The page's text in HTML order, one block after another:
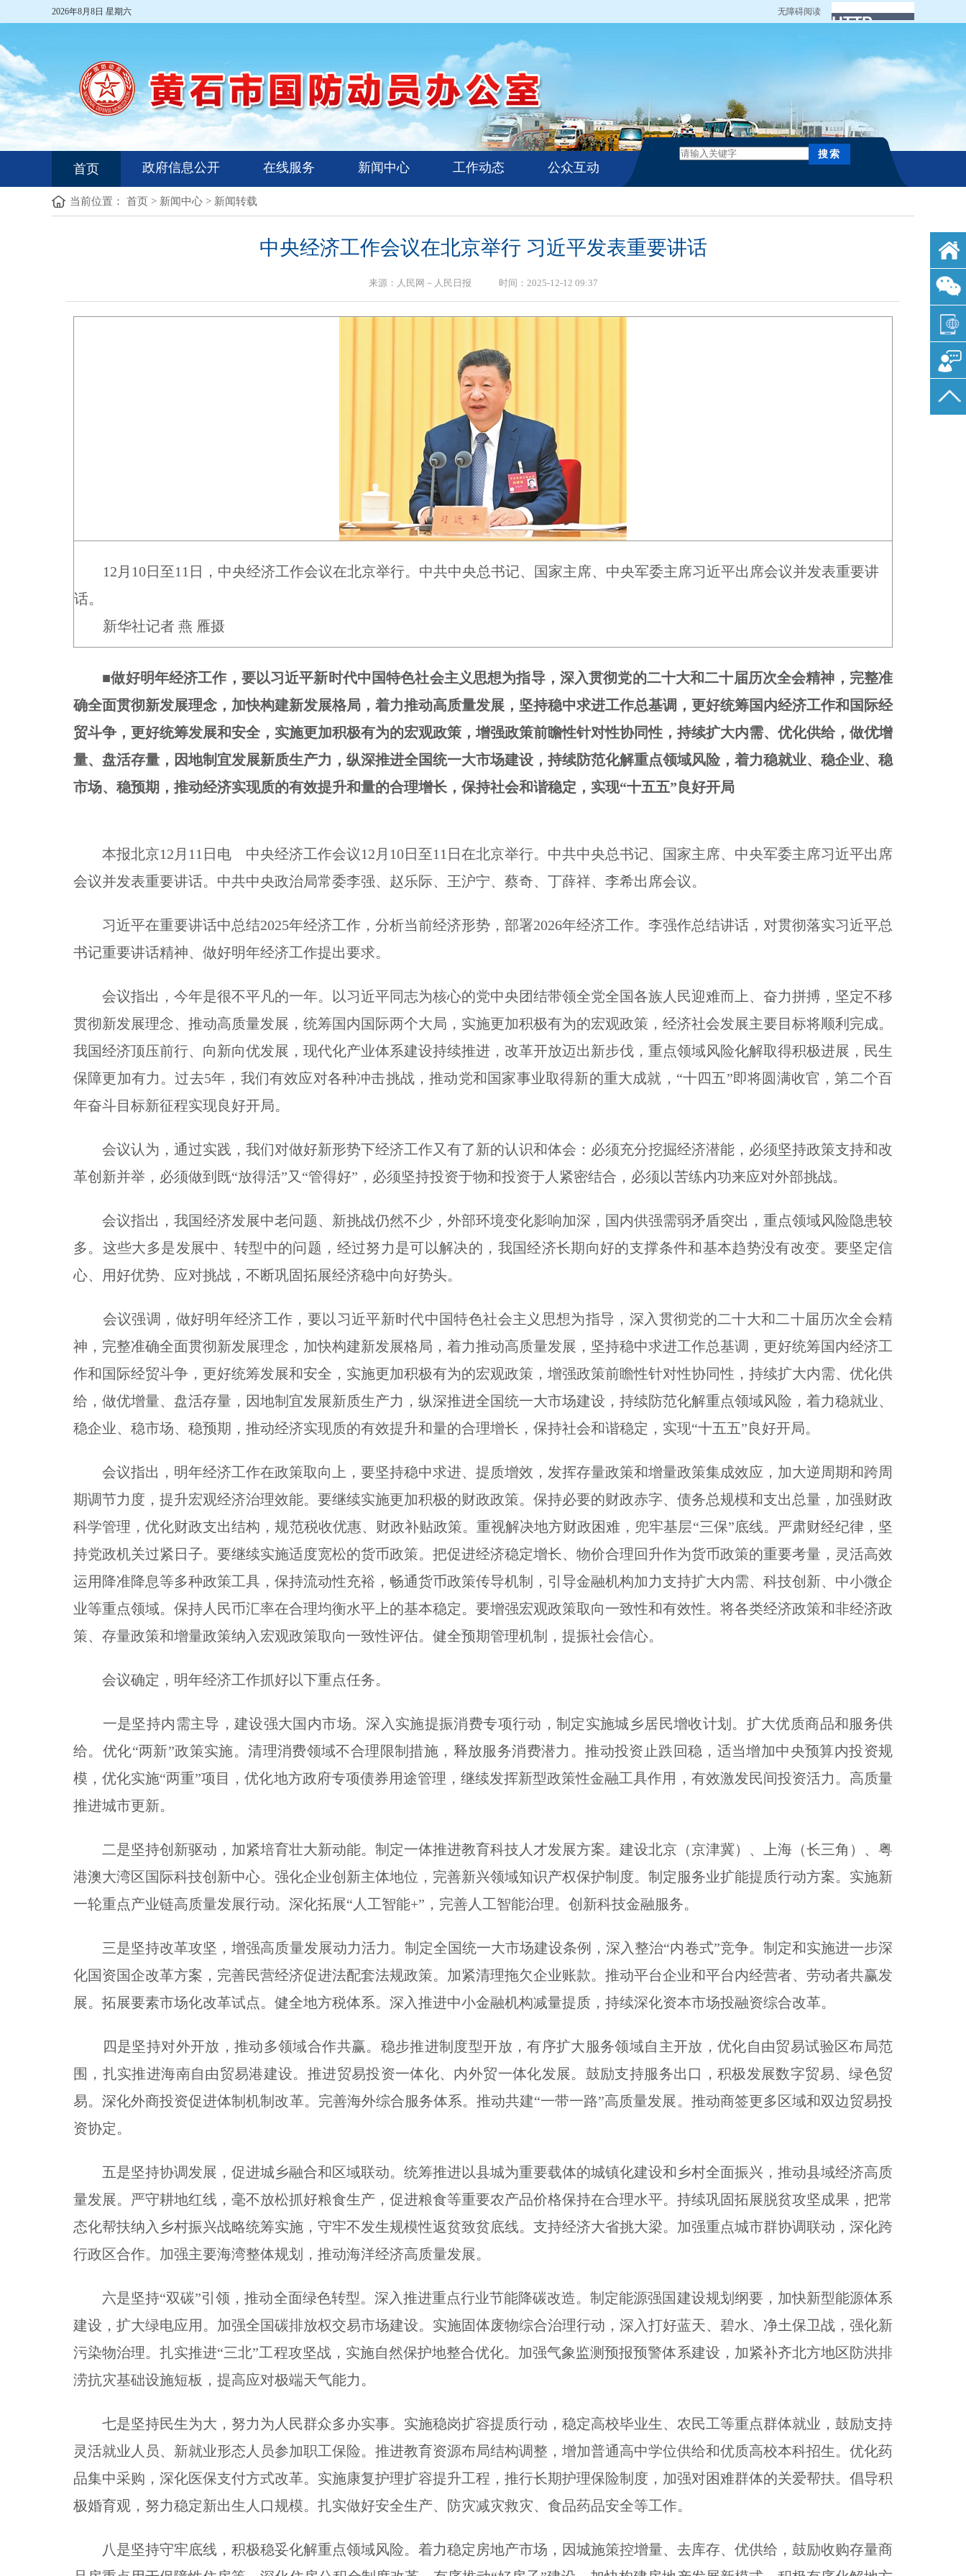
无障碍阅读
2026年8月8日 星期六
首页 政府信息公开 在线服务 新闻中心 工作动态 公众互动
当前位置： 首页 > 新闻中心 > 新闻转载
中央经济工作会议在北京举行 习近平发表重要讲话
来源：人民网－人民日报 时间：2025-12-12 09:37
12月10日至11日，中央经济工作会议在北京举行。中共中央总书记、国家主席、中央军委主席习近平出席会议并发表重要讲
话。
新华社记者 燕 雁摄
■做好明年经济工作，要以习近平新时代中国特色社会主义思想为指导，深入贯彻党的二十大和二十届历次全会精神，完整准
确全面贯彻新发展理念，加快构建新发展格局，着力推动高质量发展，坚持稳中求进工作总基调，更好统筹国内经济工作和国际经
贸斗争，更好统筹发展和安全，实施更加积极有为的宏观政策，增强政策前瞻性针对性协同性，持续扩大内需、优化供给，做优增
量、盘活存量，因地制宜发展新质生产力，纵深推进全国统一大市场建设，持续防范化解重点领域风险，着力稳就业、稳企业、稳
市场、稳预期，推动经济实现质的有效提升和量的合理增长，保持社会和谐稳定，实现“十五五”良好开局
本报北京12月11日电 中央经济工作会议12月10日至11日在北京举行。中共中央总书记、国家主席、中央军委主席习近平出席
会议并发表重要讲话。中共中央政治局常委李强、赵乐际、王沪宁、蔡奇、丁薛祥、李希出席会议。
习近平在重要讲话中总结2025年经济工作，分析当前经济形势，部署2026年经济工作。李强作总结讲话，对贯彻落实习近平总
书记重要讲话精神、做好明年经济工作提出要求。
会议指出，今年是很不平凡的一年。以习近平同志为核心的党中央团结带领全党全国各族人民迎难而上、奋力拼搏，坚定不移
贯彻新发展理念、推动高质量发展，统筹国内国际两个大局，实施更加积极有为的宏观政策，经济社会发展主要目标将顺利完成。
我国经济顶压前行、向新向优发展，现代化产业体系建设持续推进，改革开放迈出新步伐，重点领域风险化解取得积极进展，民生
保障更加有力。过去5年，我们有效应对各种冲击挑战，推动党和国家事业取得新的重大成就，“十四五”即将圆满收官，第二个百
年奋斗目标新征程实现良好开局。
会议认为，通过实践，我们对做好新形势下经济工作又有了新的认识和体会：必须充分挖掘经济潜能，必须坚持政策支持和改
革创新并举，必须做到既“放得活”又“管得好”，必须坚持投资于物和投资于人紧密结合，必须以苦练内功来应对外部挑战。
会议指出，我国经济发展中老问题、新挑战仍然不少，外部环境变化影响加深，国内供强需弱矛盾突出，重点领域风险隐患较
多。这些大多是发展中、转型中的问题，经过努力是可以解决的，我国经济长期向好的支撑条件和基本趋势没有改变。要坚定信
心、用好优势、应对挑战，不断巩固拓展经济稳中向好势头。
会议强调，做好明年经济工作，要以习近平新时代中国特色社会主义思想为指导，深入贯彻党的二十大和二十届历次全会精
神，完整准确全面贯彻新发展理念，加快构建新发展格局，着力推动高质量发展，坚持稳中求进工作总基调，更好统筹国内经济工
作和国际经贸斗争，更好统筹发展和安全，实施更加积极有为的宏观政策，增强政策前瞻性针对性协同性，持续扩大内需、优化供
给，做优增量、盘活存量，因地制宜发展新质生产力，纵深推进全国统一大市场建设，持续防范化解重点领域风险，着力稳就业、
稳企业、稳市场、稳预期，推动经济实现质的有效提升和量的合理增长，保持社会和谐稳定，实现“十五五”良好开局。
会议指出，明年经济工作在政策取向上，要坚持稳中求进、提质增效，发挥存量政策和增量政策集成效应，加大逆周期和跨周
期调节力度，提升宏观经济治理效能。要继续实施更加积极的财政政策。保持必要的财政赤字、债务总规模和支出总量，加强财政
科学管理，优化财政支出结构，规范税收优惠、财政补贴政策。重视解决地方财政困难，兜牢基层“三保”底线。严肃财经纪律，坚
持党政机关过紧日子。要继续实施适度宽松的货币政策。把促进经济稳定增长、物价合理回升作为货币政策的重要考量，灵活高效
运用降准降息等多种政策工具，保持流动性充裕，畅通货币政策传导机制，引导金融机构加力支持扩大内需、科技创新、中小微企
业等重点领域。保持人民币汇率在合理均衡水平上的基本稳定。要增强宏观政策取向一致性和有效性。将各类经济政策和非经济政
策、存量政策和增量政策纳入宏观政策取向一致性评估。健全预期管理机制，提振社会信心。
会议确定，明年经济工作抓好以下重点任务。
一是坚持内需主导，建设强大国内市场。深入实施提振消费专项行动，制定实施城乡居民增收计划。扩大优质商品和服务供
给。优化“两新”政策实施。清理消费领域不合理限制措施，释放服务消费潜力。推动投资止跌回稳，适当增加中央预算内投资规
模，优化实施“两重”项目，优化地方政府专项债券用途管理，继续发挥新型政策性金融工具作用，有效激发民间投资活力。高质量
推进城市更新。
二是坚持创新驱动，加紧培育壮大新动能。制定一体推进教育科技人才发展方案。建设北京（京津冀）、上海（长三角）、粤
港澳大湾区国际科技创新中心。强化企业创新主体地位，完善新兴领域知识产权保护制度。制定服务业扩能提质行动方案。实施新
一轮重点产业链高质量发展行动。深化拓展“人工智能+”，完善人工智能治理。创新科技金融服务。
三是坚持改革攻坚，增强高质量发展动力活力。制定全国统一大市场建设条例，深入整治“内卷式”竞争。制定和实施进一步深
化国资国企改革方案，完善民营经济促进法配套法规政策。加紧清理拖欠企业账款。推动平台企业和平台内经营者、劳动者共赢发
展。拓展要素市场化改革试点。健全地方税体系。深入推进中小金融机构减量提质，持续深化资本市场投融资综合改革。
四是坚持对外开放，推动多领域合作共赢。稳步推进制度型开放，有序扩大服务领域自主开放，优化自由贸易试验区布局范
围，扎实推进海南自由贸易港建设。推进贸易投资一体化、内外贸一体化发展。鼓励支持服务出口，积极发展数字贸易、绿色贸
易。深化外商投资促进体制机制改革。完善海外综合服务体系。推动共建“一带一路”高质量发展。推动商签更多区域和双边贸易投
资协定。
五是坚持协调发展，促进城乡融合和区域联动。统筹推进以县城为重要载体的城镇化建设和乡村全面振兴，推动县域经济高质
量发展。严守耕地红线，毫不放松抓好粮食生产，促进粮食等重要农产品价格保持在合理水平。持续巩固拓展脱贫攻坚成果，把常
态化帮扶纳入乡村振兴战略统筹实施，守牢不发生规模性返贫致贫底线。支持经济大省挑大梁。加强重点城市群协调联动，深化跨
行政区合作。加强主要海湾整体规划，推动海洋经济高质量发展。
六是坚持“双碳”引领，推动全面绿色转型。深入推进重点行业节能降碳改造。制定能源强国建设规划纲要，加快新型能源体系
建设，扩大绿电应用。加强全国碳排放权交易市场建设。实施固体废物综合治理行动，深入打好蓝天、碧水、净土保卫战，强化新
污染物治理。扎实推进“三北”工程攻坚战，实施自然保护地整合优化。加强气象监测预报预警体系建设，加紧补齐北方地区防洪排
涝抗灾基础设施短板，提高应对极端天气能力。
七是坚持民生为大，努力为人民群众多办实事。实施稳岗扩容提质行动，稳定高校毕业生、农民工等重点群体就业，鼓励支持
灵活就业人员、新就业形态人员参加职工保险。推进教育资源布局结构调整，增加普通高中学位供给和优质高校本科招生。优化药
品集中采购，深化医保支付方式改革。实施康复护理扩容提升工程，推行长期护理保险制度，加强对困难群体的关爱帮扶。倡导积
极婚育观，努力稳定新出生人口规模。扎实做好安全生产、防灾减灾救灾、食品药品安全等工作。
八是坚持守牢底线，积极稳妥化解重点领域风险。着力稳定房地产市场，因城施策控增量、去库存、优供给，鼓励收购存量商